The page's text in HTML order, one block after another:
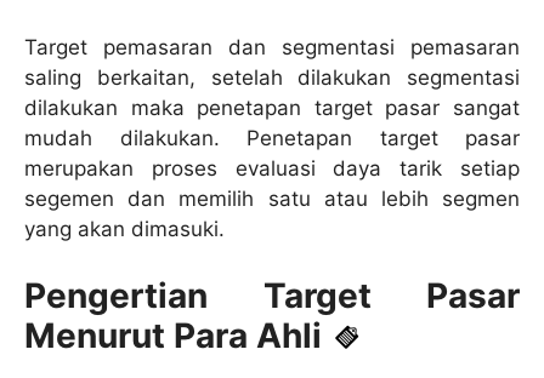
Target pemasaran dan segmentasi pemasaran
saling berkaitan, setelah dilakukan segmentasi
dilakukan maka penetapan target pasar sangat
mudah dilakukan. Penetapan target pasar
merupakan proses evaluasi daya tarik setiap
segemen dan memilih satu atau lebih segmen
yang akan dimasuki.
Pengertian Target Pasar
Menurut Para Ahli